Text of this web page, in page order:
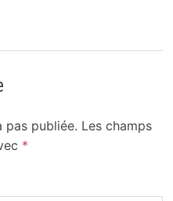
pas publiée. Les champs
*